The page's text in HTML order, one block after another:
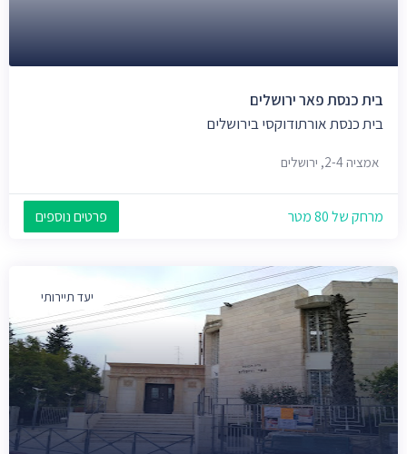
בית כנסת פאר ירושלים
בית כנסת אורתודוקסי בירושלים
אמציה 2-4, ירושלים
מרחק של 80 מטר פרטים נוספים
יעד תיירותי